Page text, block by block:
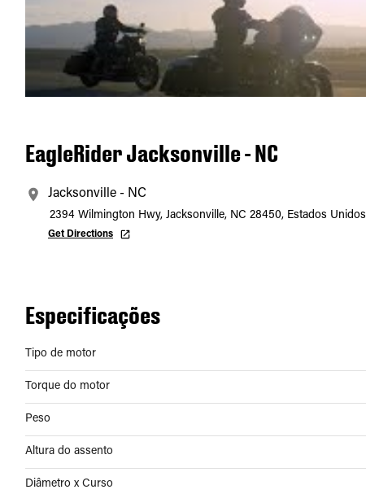
EagleRider Jacksonville - NC
Jacksonville - NC
2394 Wilmington Hwy, Jacksonville, NC 28450, Estados Unidos
Get Directions
Especificações
Tipo de motor
Torque do motor
Peso
Altura do assento
Diâmetro x Curso